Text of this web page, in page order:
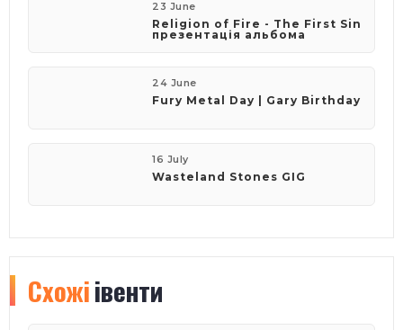
23 June
​Religion of Fire - The First Sin
презентація альбома
24 June
Fury Metal Day | Gary Birthday
16 July
Wasteland Stones GIG
Схожіівенти